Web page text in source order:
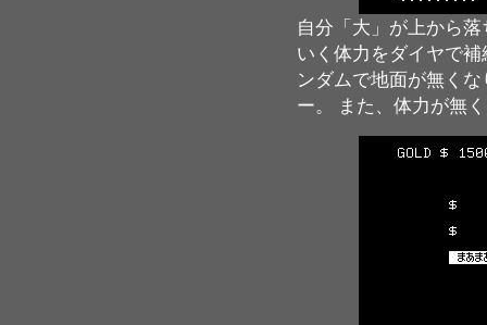
自分「大」が上から
いく体力をダイヤで
ンダムで地面が無く
ー。 また、体力が無